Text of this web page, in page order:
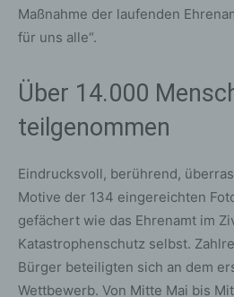
Maßnahme der laufenden
für uns alle“.
Über 14.000
teilgenommen
Eindrucksvoll, berührend,
Motive der 134 eingereichten
gefächert wie das Ehrenamt im
Katastrophenschutz selbst.
Bürger beteiligten sich an dem
Wettbewerb. Von Mitte Mai bis